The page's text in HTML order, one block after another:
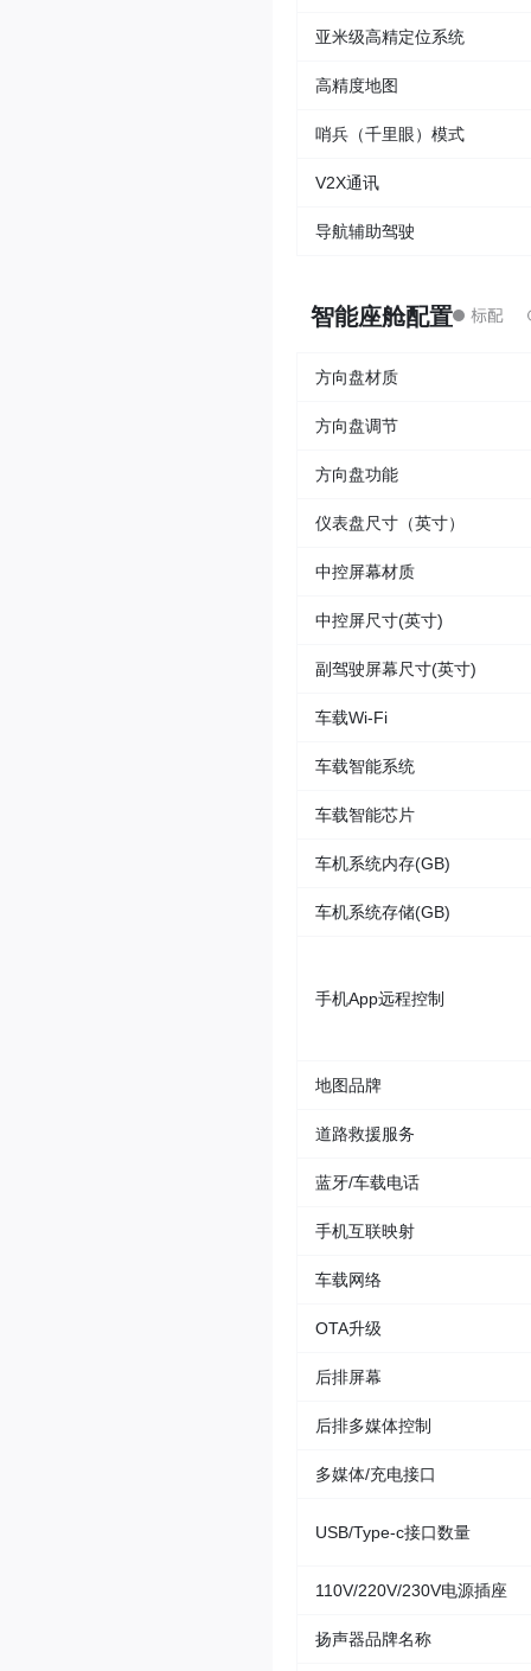
亚米级高精定位系统
高精度地图
哨兵（千里眼）模式
V2X通讯
导航辅助驾驶
智能座舱配置
方向盘材质
方向盘调节
方向盘功能
仪表盘尺寸（英寸）
中控屏幕材质
中控屏尺寸(英寸)
副驾驶屏幕尺寸(英寸)
车载Wi-Fi
车载智能系统
车载智能芯片
车机系统内存(GB)
车机系统存储(GB)
手机App远程控制
地图品牌
道路救援服务
蓝牙/车载电话
手机互联映射
车载网络
OTA升级
后排屏幕
后排多媒体控制
多媒体/充电接口
USB/Type-c接口数量
110V/220V/230V电源插座
扬声器品牌名称